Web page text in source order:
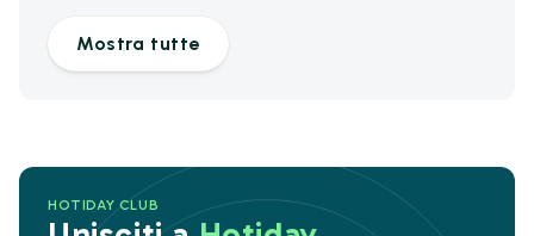
Mostra tutte
HOTIDAY CLUB